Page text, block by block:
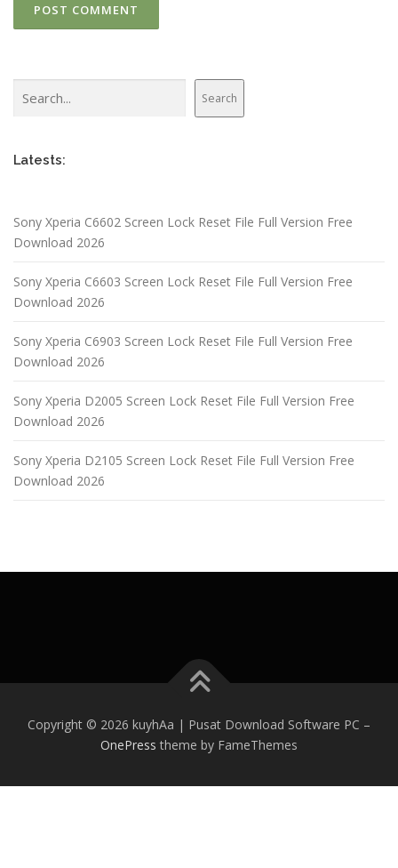
Search
Latests:
Sony Xperia C6602 Screen Lock Reset File Full Version Free
Download 2026
Sony Xperia C6603 Screen Lock Reset File Full Version Free
Download 2026
Sony Xperia C6903 Screen Lock Reset File Full Version Free
Download 2026
Sony Xperia D2005 Screen Lock Reset File Full Version Free
Download 2026
Sony Xperia D2105 Screen Lock Reset File Full Version Free
Download 2026
Copyright © 2026 kuyhAa | Pusat Download Software PC –
OnePress theme by FameThemes